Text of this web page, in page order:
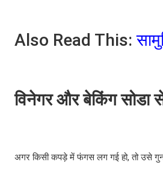
Also Read This:
विनेगर और बेकिंग सोडा
अगर किसी कपड़े में फंगस लग गई हो, तो उसे